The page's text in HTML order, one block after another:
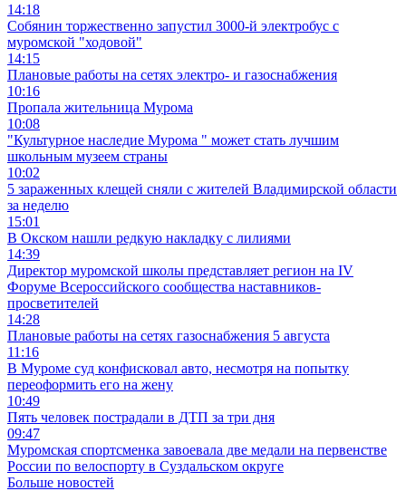
14:18
Собянин торжественно запустил 3000-й электробус с
муромской "ходовой"
14:15
Плановые работы на сетях электро- и газоснабжения
10:16
Пропала жительница Мурома
10:08
"Культурное наследие Мурома " может стать лучшим
школьным музеем страны
10:02
5 зараженных клещей сняли с жителей Владимирской области
за неделю
15:01
В Окском нашли редкую накладку с лилиями
14:39
Директор муромской школы представляет регион на IV
Форуме Всероссийского сообщества наставников-
просветителей
14:28
Плановые работы на сетях газоснабжения 5 августа
11:16
В Муроме суд конфисковал авто, несмотря на попытку
переоформить его на жену
10:49
Пять человек пострадали в ДТП за три дня
09:47
Муромская спортсменка завоевала две медали на первенстве
России по велоспорту в Суздальском округе
Больше новостей